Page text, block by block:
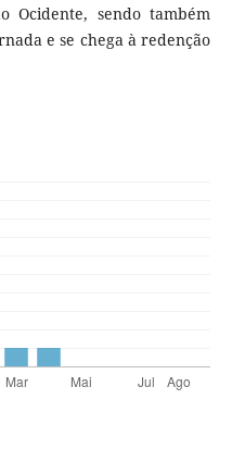
Ocidente, sendo também
e se chega à redenção